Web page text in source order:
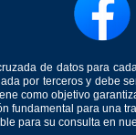
de datos para
por terceros y debe
como objetivo
fundamental para una
para su consulta en